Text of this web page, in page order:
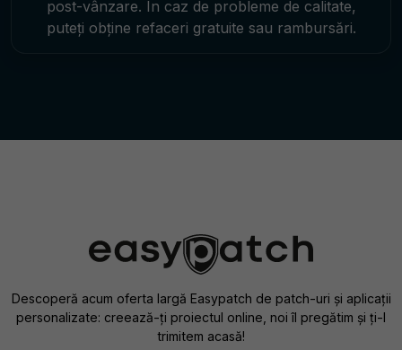
post-vânzare. În caz de probleme de calitate,
puteți obține refaceri gratuite sau rambursări.
Descoperă acum oferta largă Easypatch de patch-uri și aplicații
personalizate: creează-ți proiectul online, noi îl pregătim și ți-l
trimitem acasă!